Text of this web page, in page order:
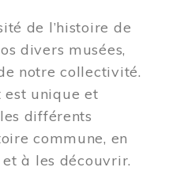
de l’histoire de
divers musées,
notre collectivité.
est unique et
différents
commune, en
à les découvrir.